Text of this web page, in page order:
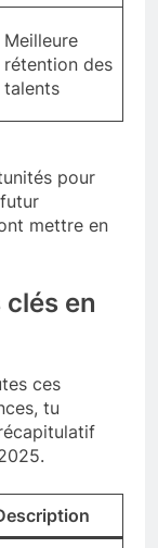
Meilleure
rétention des
talents
pour
mettre en
en
ces
tu